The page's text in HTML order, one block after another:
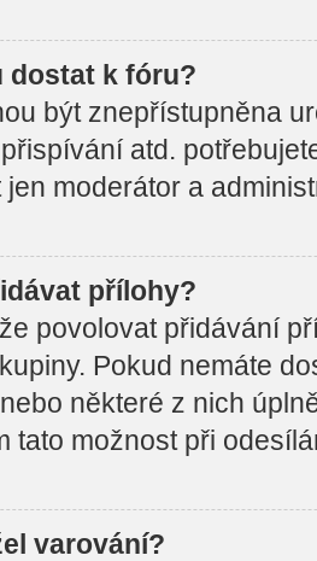
dostat k fóru?
být znepřístupněna
atd.
moderátor a
přílohy?
povolovat přidávání
Pokud nemáte
některé z nich
tato možnost při
varování?